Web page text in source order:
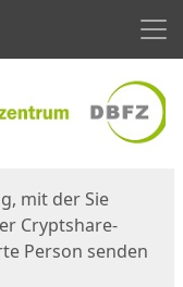
mit der Sie
Cryptshare-
Person senden